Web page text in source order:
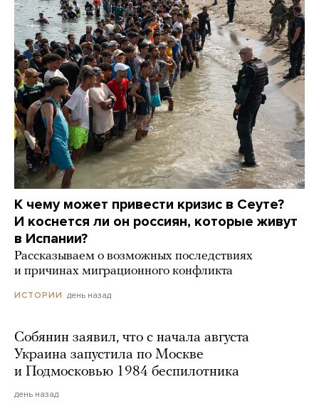
К чему может привести кризис в Сеуте?
И коснется ли он россиян, которые живут
в Испании?
Рассказываем о возможных последствиях
и причинах миграционного конфликта
ИСТОРИИ день назад
Собянин заявил, что с начала августа
Украина запустила по Москве
и Подмосковью 1984 беспилотника
день назад